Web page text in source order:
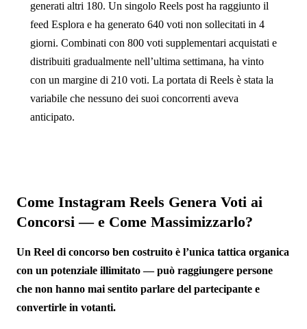
generati altri 180. Un singolo Reels post ha raggiunto il
feed Esplora e ha generato 640 voti non sollecitati in 4
giorni. Combinati con 800 voti supplementari acquistati e
distribuiti gradualmente nell’ultima settimana, ha vinto
con un margine di 210 voti. La portata di Reels è stata la
variabile che nessuno dei suoi concorrenti aveva
anticipato.
Come Instagram Reels Genera Voti ai
Concorsi — e Come Massimizzarlo?
Un Reel di concorso ben costruito è l’unica tattica organica
con un potenziale illimitato — può raggiungere persone
che non hanno mai sentito parlare del partecipante e
convertirle in votanti.